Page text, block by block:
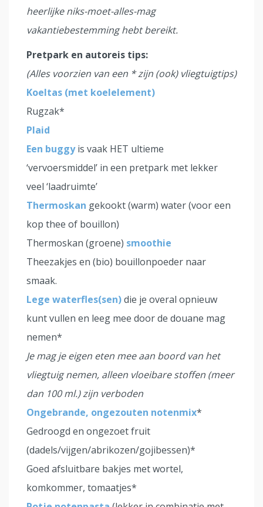
heerlijke niks-moet-alles-mag
vakantiebestemming hebt bereikt.
Pretpark en autoreis tips:
(Alles voorzien van een * zijn (ook) vliegtuigtips)
Koeltas (met koelelement)
Rugzak*
Plaid
Een buggyis vaak HET ultieme
‘vervoersmiddel’ in een pretpark met lekker
veel ‘laadruimte’
Thermoskan gekookt (warm) water (voor een
kop thee of bouillon)
Thermoskan (groene) smoothie
Theezakjes en (bio) bouillonpoeder naar
smaak.
Lege waterfles(sen)die je overal opnieuw
kunt vullen en leeg mee door de douane mag
nemen*
Je mag je eigen eten mee aan boord van het
vliegtuig nemen, alleen vloeibare stoffen (meer
dan 100 ml.) zijn verboden
Ongebrande, ongezouten notenmix*
Gedroogd en ongezoet fruit
(dadels/vijgen/abrikozen/gojibessen)*
Goed afsluitbare bakjes met wortel,
komkommer, tomaatjes*